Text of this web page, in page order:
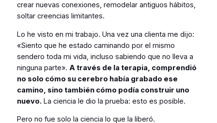
crear nuevas conexiones, remodelar antiguos hábitos,
soltar creencias limitantes.
Lo he visto en mi trabajo. Una vez una clienta me dijo:
«Siento que he estado caminando por el mismo
sendero toda mi vida, incluso sabiendo que no lleva a
ninguna parte». A través de la terapia, comprendió
no solo cómo su cerebro había grabado ese
camino, sino también cómo podía construir uno
nuevo.La ciencia le dio la prueba: esto es posible.
Pero no fue solo la ciencia lo que la liberó.